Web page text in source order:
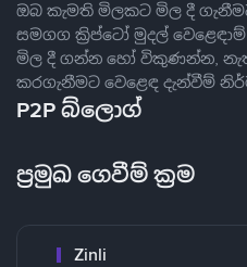
ඔබ කැමති මිලකට මිල දී
සමගග ක්‍රිප්ටෝ මුදල්
මිල දී ගන්න හෝ විකුණන්න,
කරගැනීමට වෙළෙඳ දැන්වීම්
P2P බ්ලොග්
ප්‍රමුඛ ගෙවීම් ක්‍රම
Zinli